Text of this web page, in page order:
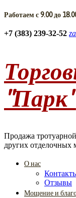
Работаем с 9.00 до
+7 (383) 239-32-52
"Парк"
Продажа
других отделочных
О нас
Отзывы
Мощение и